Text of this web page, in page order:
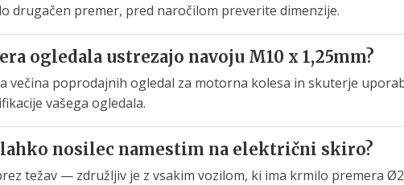
drugačen premer, pred naročilom preverite dimenzije.
ogledala ustrezajo navoju M10 x 1,25mm?
večina poprodajnih ogledal za motorna kolesa in skuterje
vašega ogledala.
nosilec namestim na električni skiro?
težav — združljiv je z vsakim vozilom, ki ima krmilo premera